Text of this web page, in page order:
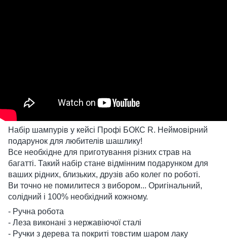
Набір шампурів у кейсі Профі БОКС R. Неймовірний
подарунок для любителів шашлику!
Все необхідне для приготування різних страв на
багатті. Такий набір стане відмінним подарунком для
ваших рідних, близьких, друзів або колег по роботі.
Ви точно не помилитеся з вибором... Оригінальний,
солідний і 100% необхідний кожному.
- Ручна робота
- Леза виконані з нержавіючої сталі
- Ручки з дерева та покриті товстим шаром лаку